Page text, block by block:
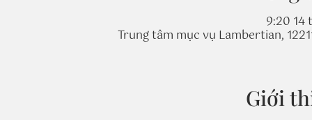
9:20 14
Trung tâm mục vụ Lambertian,
Giới